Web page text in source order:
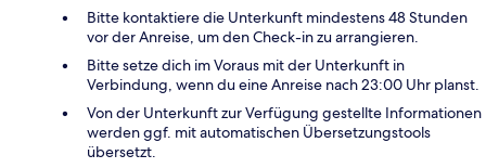
Bitte kontaktiere die Unterkunft mindestens 48 Stunden
vor der Anreise, um den Check-in zu arrangieren.
Bitte setze dich im Voraus mit der Unterkunft in
Verbindung, wenn du eine Anreise nach 23:00 Uhr planst.
Von der Unterkunft zur Verfügung gestellte Informationen
werden ggf. mit automatischen Übersetzungstools
übersetzt.